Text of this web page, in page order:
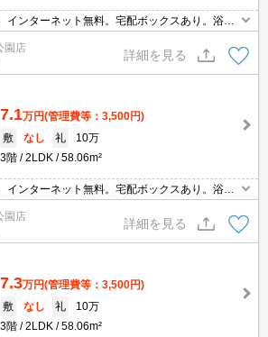
インターネット無料。宅配ボックスあり。浴室
付きで雨の日も安心です。
園店
詳細を見る
7.1万円(管理費等：3,500円)
敷
なし 礼
10万
3階
2LDK 58.06m²
インターネット無料。宅配ボックスあり。浴室
付きで雨の日も安心です。
園店
詳細を見る
7.3万円(管理費等：3,500円)
敷
なし 礼
10万
3階
2LDK 58.06m²